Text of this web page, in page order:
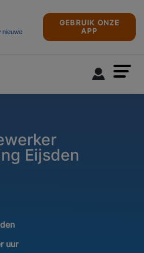
nieuwe
GEBRUIK ONZE
APP
Eijsden
uur